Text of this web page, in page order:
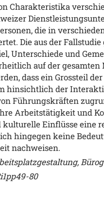
Charakteristika
die in
Die aus der
Unterschiede und
auf der
dass ein Grossteil
hinsichtlich der
Führungskräften
Arbeitstätigkeit und
Einflüsse
hingegen keine
nachweisen.
80